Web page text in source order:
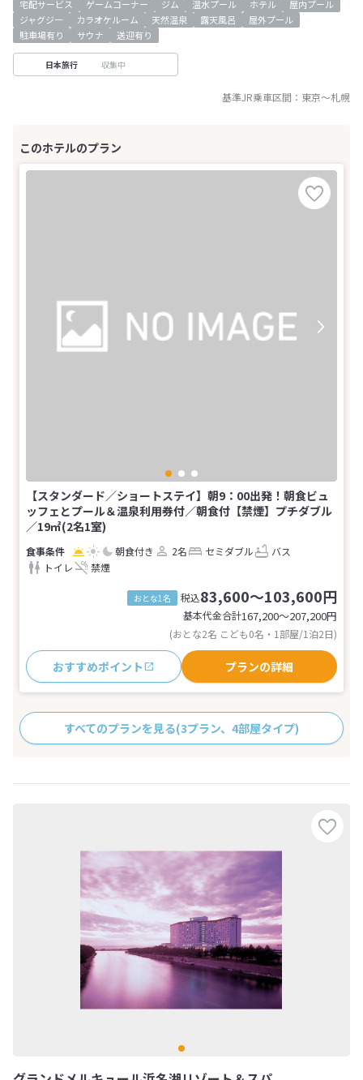
宅配サービス
ゲームコーナー ジム 温水プール ホテル
屋内プール
ジャグジー
カラオケルーム 天然温泉 露天風呂
屋外プール
駐車場有り
サウナ 送迎有り
日本旅行 収集中
基準JR乗車区間： 東京～札幌
【スタンダード／ショートステイ】朝9：00出発！朝食ビュ
ッフェとプール＆温泉利用券付／朝食付【禁煙】プチダブル
／19㎡(2名1室)
朝食付き 2名 セミダブル
バス
トイレ
禁煙
おとな1名 税込83,600～103,600円
基本代金合計167,200〜207,200円
(おとな2名 こども0名・1部屋/1泊2日)
おすすめポイント プランの詳細
すべてのプランを見る(3プラン、4部屋タイプ)